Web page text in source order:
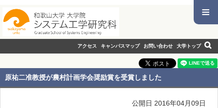
≡
アクセス キャンパスマップ お問い合わせ 大学トップ
原祐二准教授が農村計画学会奨励賞を受賞しました
公開日 2016年04月09日